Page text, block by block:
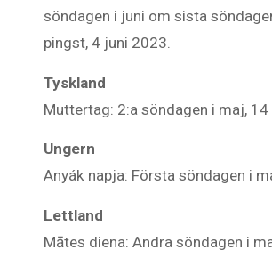
söndagen i juni om sista
pingst, 4 juni 2023.
Tyskland
Muttertag: 2:a söndagen i maj,
Ungern
Anyák napja: Första söndagen i
Lettland
Mātes diena: Andra söndagen i